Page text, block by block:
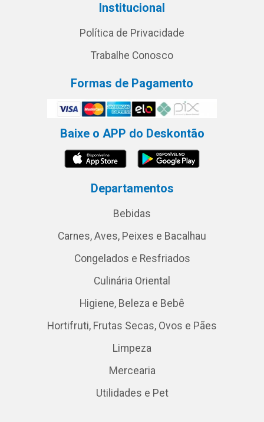
Institucional
Política de Privacidade
Trabalhe Conosco
Formas de Pagamento
Baixe o APP do Deskontão
Departamentos
Bebidas
Carnes, Aves, Peixes e Bacalhau
Congelados e Resfriados
Culinária Oriental
Higiene, Beleza e Bebê
Hortifruti, Frutas Secas, Ovos e Pães
Limpeza
Mercearia
Utilidades e Pet